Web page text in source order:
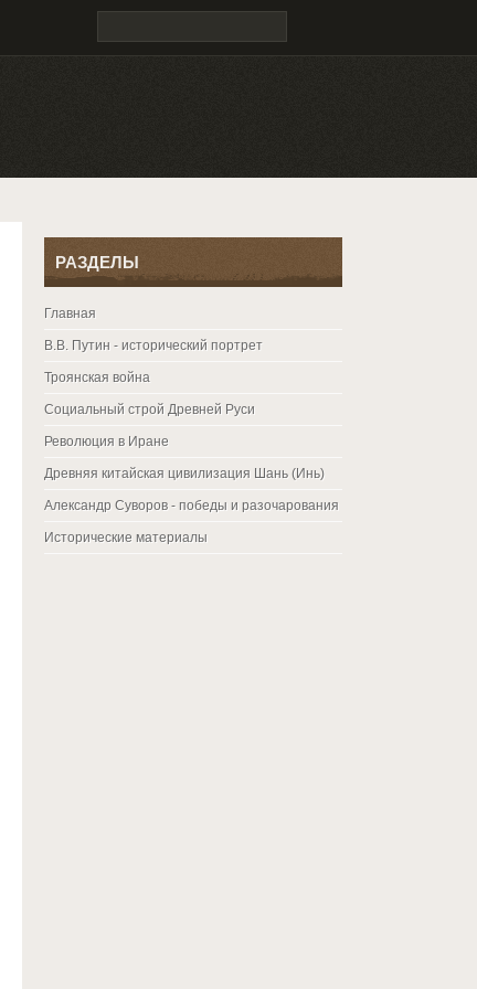
РАЗДЕЛЫ
Главная
В.В. Путин - исторический портрет
Троянская война
Социальный строй Древней Руси
Революция в Иране
Древняя китайская цивилизация Шань (Инь)
Александр Суворов - победы и разочарования
Исторические материалы